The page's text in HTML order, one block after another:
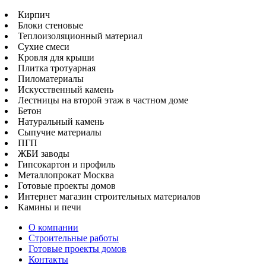
Кирпич
Блоки стеновые
Теплоизоляционный материал
Сухие смеси
Кровля для крыши
Плитка тротуарная
Пиломатериалы
Искусственный камень
Лестницы на второй этаж в частном доме
Бетон
Натуральный камень
Сыпучие материалы
ПГП
ЖБИ заводы
Гипсокартон и профиль
Металлопрокат Москва
Готовые проекты домов
Интернет магазин строительных материалов
Камины и печи
О компании
Строительные работы
Готовые проекты домов
Контакты